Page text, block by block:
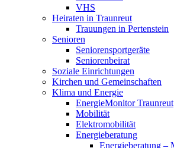
VHS
Heiraten in Traunreut
Trauungen in Pertenstein
Senioren
Seniorensportgeräte
Seniorenbeirat
Soziale Einrichtungen
Kirchen und Gemeinschaften
Klima und Energie
EnergieMonitor Traunreut
Mobilität
Elektromobilität
Energieberatung
Energieberatung –